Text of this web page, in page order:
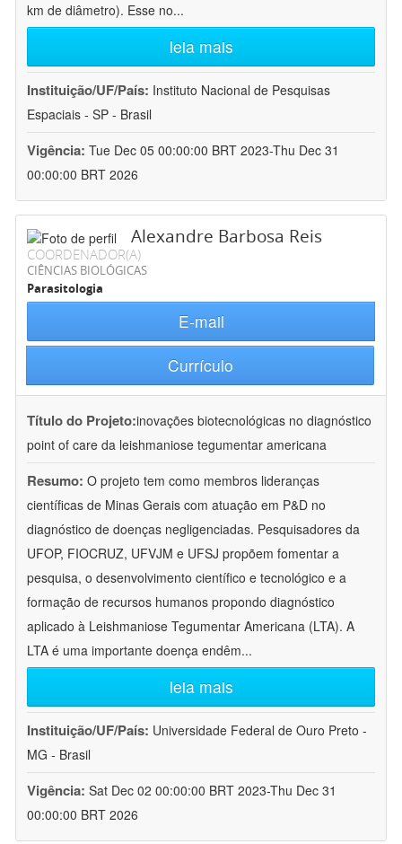
km de diâmetro). Esse no...
leia mais
Instituição/UF/País: Instituto Nacional de Pesquisas
Espaciais - SP - Brasil
Vigência: Tue Dec 05 00:00:00 BRT 2023-Thu Dec 31
00:00:00 BRT 2026
Alexandre Barbosa Reis
COORDENADOR(A)
CIÊNCIAS BIOLÓGICAS
Parasitologia
E-mail
Currículo
Título do Projeto:inovações biotecnológicas no diagnóstico
point of care da leishmaniose tegumentar americana
Resumo: O projeto tem como membros lideranças
científicas de Minas Gerais com atuação em P&D no
diagnóstico de doenças negligenciadas. Pesquisadores da
UFOP, FIOCRUZ, UFVJM e UFSJ propõem fomentar a
pesquisa, o desenvolvimento científico e tecnológico e a
formação de recursos humanos propondo diagnóstico
aplicado à Leishmaniose Tegumentar Americana (LTA). A
LTA é uma importante doença endêm...
leia mais
Instituição/UF/País: Universidade Federal de Ouro Preto -
MG - Brasil
Vigência: Sat Dec 02 00:00:00 BRT 2023-Thu Dec 31
00:00:00 BRT 2026